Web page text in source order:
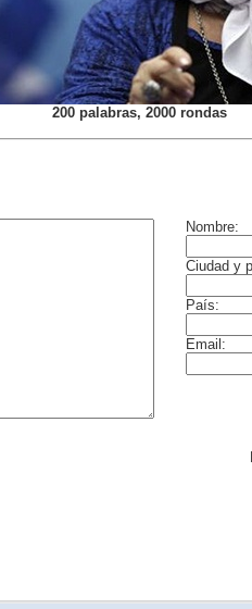
200 palabras, 2000 rondas